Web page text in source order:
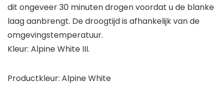
dit ongeveer 30 minuten drogen voordat u de blanke
laag aanbrengt. De droogtijd is afhankelijk van de
omgevingstemperatuur.
Kleur: Alpine White III.
Productkleur: Alpine White